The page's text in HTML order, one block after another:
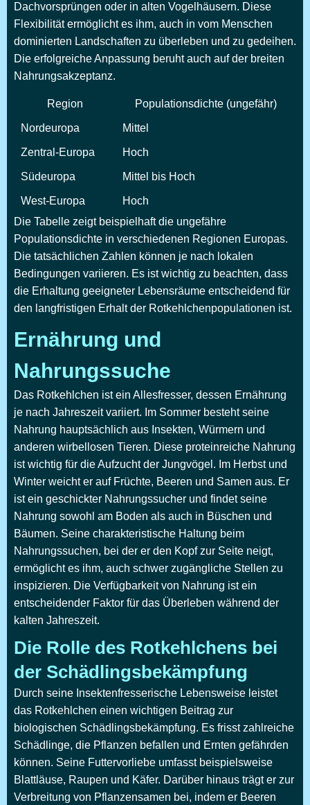
Dachvorsprüngen oder in alten Vogelhäusern. Diese
Flexibilität ermöglicht es ihm, auch in vom Menschen
dominierten Landschaften zu überleben und zu gedeihen.
Die erfolgreiche Anpassung beruht auch auf der breiten
Nahrungsakzeptanz.
Region Populationsdichte (ungefähr)
Nordeuropa Mittel
Zentral-Europa Hoch
Südeuropa Mittel bis Hoch
West-Europa
Hoch
Die Tabelle zeigt beispielhaft die ungefähre
Populationsdichte in verschiedenen Regionen Europas.
Die tatsächlichen Zahlen können je nach lokalen
Bedingungen variieren. Es ist wichtig zu beachten, dass
die Erhaltung geeigneter Lebensräume entscheidend für
den langfristigen Erhalt der Rotkehlchenpopulationen ist.
Ernährung und
Nahrungssuche
Das Rotkehlchen ist ein Allesfresser, dessen Ernährung
je nach Jahreszeit variiert. Im Sommer besteht seine
Nahrung hauptsächlich aus Insekten, Würmern und
anderen wirbellosen Tieren. Diese proteinreiche Nahrung
ist wichtig für die Aufzucht der Jungvögel. Im Herbst und
Winter weicht er auf Früchte, Beeren und Samen aus. Er
ist ein geschickter Nahrungssucher und findet seine
Nahrung sowohl am Boden als auch in Büschen und
Bäumen. Seine charakteristische Haltung beim
Nahrungssuchen, bei der er den Kopf zur Seite neigt,
ermöglicht es ihm, auch schwer zugängliche Stellen zu
inspizieren. Die Verfügbarkeit von Nahrung ist ein
entscheidender Faktor für das Überleben während der
kalten Jahreszeit.
Die Rolle des Rotkehlchens bei
der Schädlingsbekämpfung
Durch seine Insektenfresserische Lebensweise leistet
das Rotkehlchen einen wichtigen Beitrag zur
biologischen Schädlingsbekämpfung. Es frisst zahlreiche
Schädlinge, die Pflanzen befallen und Ernten gefährden
können. Seine Futtervorliebe umfasst beispielsweise
Blattläuse, Raupen und Käfer. Darüber hinaus trägt er zur
Verbreitung von Pflanzensamen bei, indem er Beeren